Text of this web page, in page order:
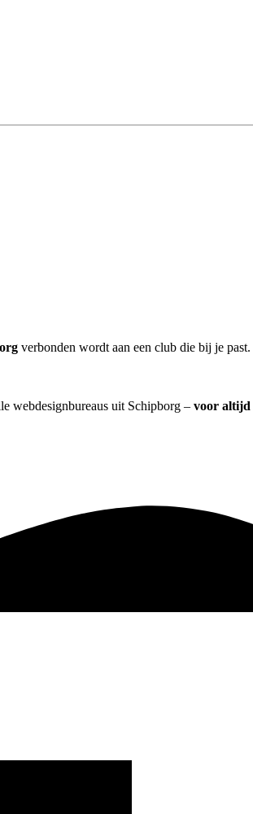
verbonden wordt aan een club die bij je past.
webdesignbureaus uit Schipborg – voor altijd